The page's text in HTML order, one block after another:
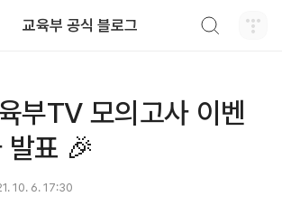
교육부 공식 블로그
부TV 모의고사 이벤
발표 🎉
10. 6. 17:30